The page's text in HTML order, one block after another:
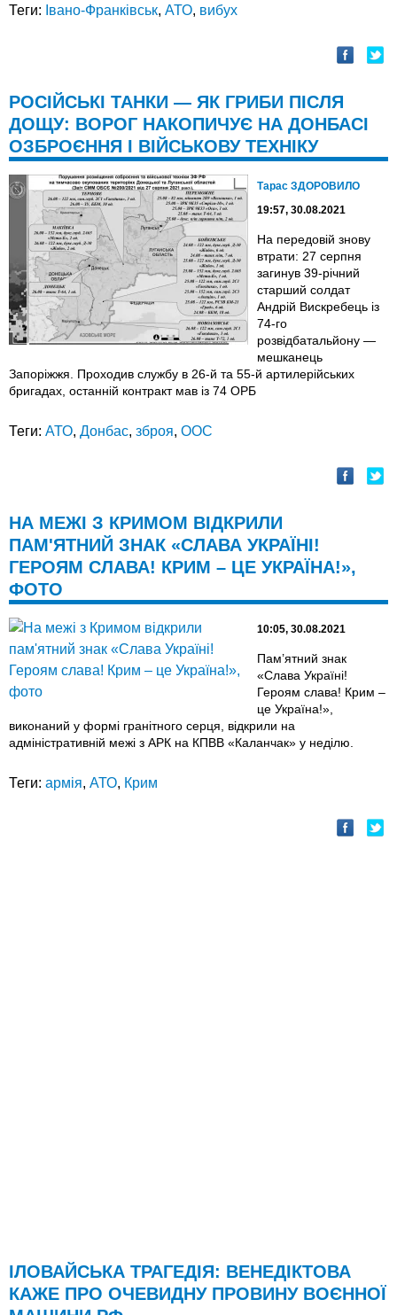
Теги: Івано-Франківськ, АТО, вибух
РОСІЙСЬКІ ТАНКИ — ЯК ГРИБИ ПІСЛЯ
ДОЩУ: ВОРОГ НАКОПИЧУЄ НА ДОНБАСІ
ОЗБРОЄННЯ І ВІЙСЬКОВУ ТЕХНІКУ
Тарас ЗДОРОВИЛО
19:57, 30.08.2021
На передовій знову
втрати: 27 серпня
загинув 39-річний
старший солдат
Андрій Вискребець із
74-го
розвідбатальйону —
мешканець
Запоріжжя. Проходив службу в 26-й та 55-й артилерійських
бригадах, останній контракт мав із 74 ОРБ
Теги: АТО, Донбас, зброя, ООС
НА МЕЖІ З КРИМОМ ВІДКРИЛИ
ПАМ'ЯТНИЙ ЗНАК «СЛАВА УКРАЇНІ!
ГЕРОЯМ СЛАВА! КРИМ – ЦЕ УКРАЇНА!»,
ФОТО
10:05, 30.08.2021
Пам’ятний знак
«Слава Україні!
Героям слава! Крим –
це Україна!»,
виконаний у формі гранітного серця, відкрили на
адміністративній межі з АРК на КПВВ «Каланчак» у неділю.
Теги: армія, АТО, Крим
ІЛОВАЙСЬКА ТРАГЕДІЯ: ВЕНЕДІКТОВА
КАЖЕ ПРО ОЧЕВИДНУ ПРОВИНУ ВОЄННОЇ